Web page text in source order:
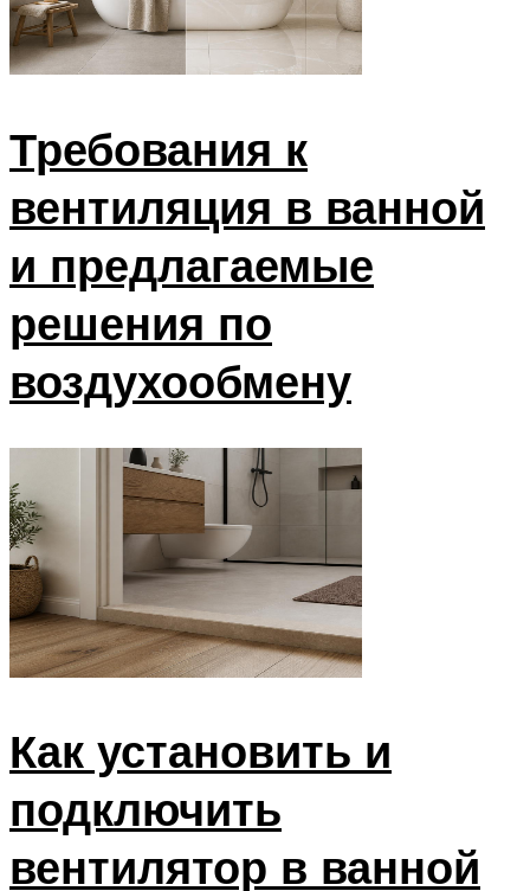
Требования к
вентиляция в ванной
и предлагаемые
решения по
воздухообмену
Как установить и
подключить
вентилятор в ванной